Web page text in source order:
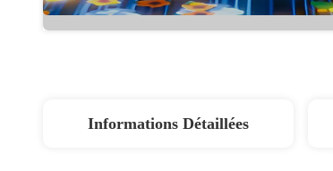
Informations Détaillées